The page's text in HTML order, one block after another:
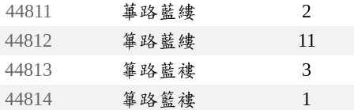
44811
蓽路藍縷
2
44812
篳路藍縷
11
44813
篳路藍褸
3
44814
篳路籃褸
1